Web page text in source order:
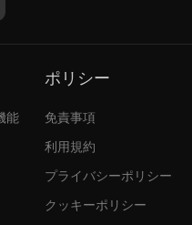
能
ポリシー
免責事項
利用規約
プライバシーポリシー
クッキーポリシー